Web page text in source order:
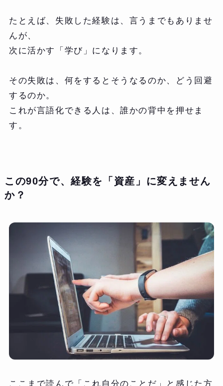
たとえば、失敗した経験は、言うまでもありませ
んが、
次に活かす「学び」になります。
その失敗は、何をするとそうなるのか、どう回避
するのか。
これが言語化できる人は、誰かの背中を押せま
す。
この90分で、経験を「資産」に変えません
か？
ここまで読んで「これ自分のことだ」と感じた方